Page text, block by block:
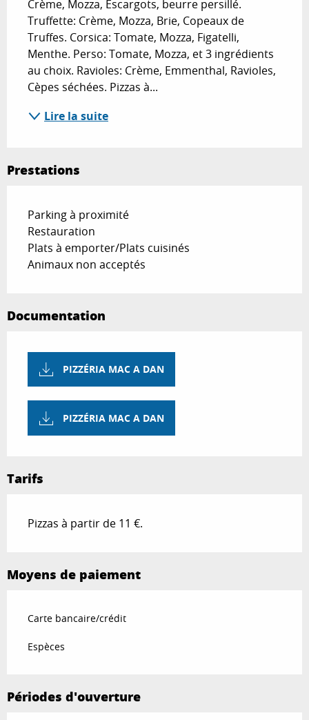
Crème, Mozza, Escargots, beurre persillé.
Truffette: Crème, Mozza, Brie, Copeaux de
Truffes. Corsica: Tomate, Mozza, Figatelli,
Menthe. Perso: Tomate, Mozza, et 3 ingrédients
au choix. Ravioles: Crème, Emmenthal, Ravioles,
Cèpes séchées. Pizzas à...
Lire la suite
Prestations
Parking à proximité
Restauration
Plats à emporter/Plats cuisinés
Animaux non acceptés
Documentation
PIZZÉRIA MAC A DAN
PIZZÉRIA MAC A DAN
Tarifs
Pizzas à partir de 11 €.
Moyens de paiement
Carte bancaire/crédit
Espèces
Périodes d'ouverture